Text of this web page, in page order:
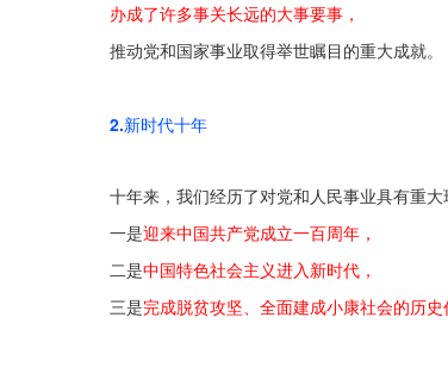
办成了许多事关长远的大事要事，
推动党和国家事业取得举世瞩目的重大成就。
2.新时代十年
十年来， 我们经历了对党和人民事业具有重
一是迎来中国共产党成立一百周年，
二是中国特色社会主义进入新时代，
三是完成脱贫攻坚、全面建成小康社会的历史